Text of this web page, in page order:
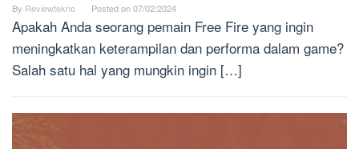
By Reviewtekno Posted on07/02/2024
Apakah Anda seorang pemain Free Fire yang ingin
meningkatkan keterampilan dan performa dalam game?
Salah satu hal yang mungkin ingin […]